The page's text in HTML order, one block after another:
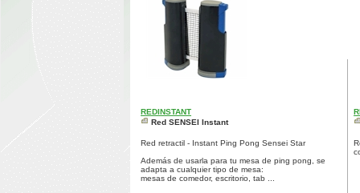
REDINSTANT
Red SENSEI Instant
Red retractil - Instant Ping Pong Sensei Star
Además de usarla para tu mesa de ping pong, se
adapta a cualquier tipo de mesa:
mesas de comedor, escritorio, tab ...